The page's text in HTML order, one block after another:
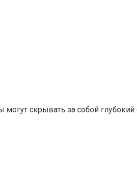
скрывать за собой